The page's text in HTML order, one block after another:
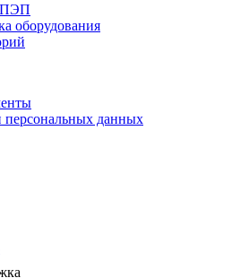
ПЭП
оборудования
персональных данных